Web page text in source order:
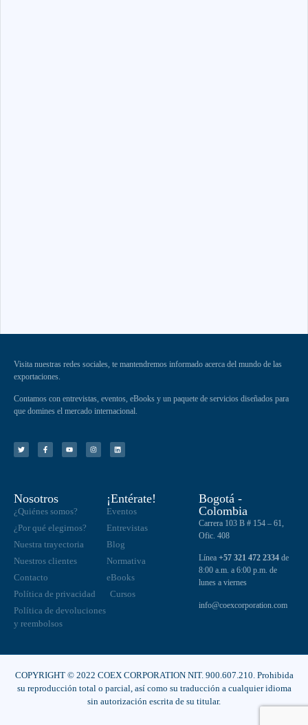
Visita nuestras redes sociales, te mantendremos informado acerca del mundo de las
exportaciones.
Contamos con entrevistas, eventos, eBooks y un paquete de servicios diseñados para
que domines el mercado internacional.
Nosotros
¿Quiénes somos?
¿Por qué elegirnos?
Nuestra trayectoria
Nuestros clientes
Contacto
Política de privacidad
Política de devoluciones
y reembolsos
¡Entérate!
Eventos
Entrevistas
Blog
Normativa
eBooks
Cursos
Bogotá -
Colombia
Carrera 103 B # 154 – 61,
Ofic. 408
Línea +57 321 472 2334de
8:00 a.m. a 6:00 p.m. de
lunes a viernes
info@coexcorporation.com
COPYRIGHT © 2022 COEX CORPORATION NIT. 900.607.210. Prohibida
su reproducción total o parcial, así como su traducción a cualquier idioma
sin autorización escrita de su titular.